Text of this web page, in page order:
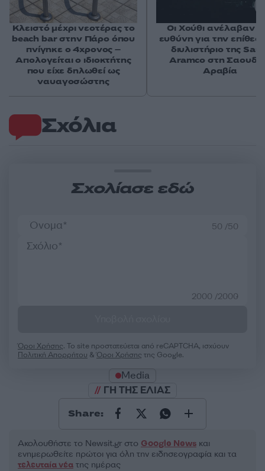
Σχόλια
Σχολίασε εδώ
50 /50
2000 /2000
Όροι Χρήσης. Το site προστατεύεται από reCAPTCHA, ισχύουν
Πολιτική Απορρήτου &Όροι Χρήσης της Google.
Media
ΓΗ ΤΗΣ ΕΛΙΑΣ
Share:
Ακολουθήστε το Νewsit.gr στο Google News και
ενημερωθείτε πρώτοι για όλη την ειδησεογραφία και τα
τελευταία νέα της ημέρας
Κλειστό μέχρι νεοτέρας το
beach bar στην Πάρο όπου
πνίγηκε ο 4χρονος –
Απολογείται ο ιδιοκτήτης
που είχε δηλωθεί ως
ναυαγοσώστης
Οι Χούθι ανέλαβαν
ευθύνη για την
διυλιστήριο της
Aramco στη
Αραβία